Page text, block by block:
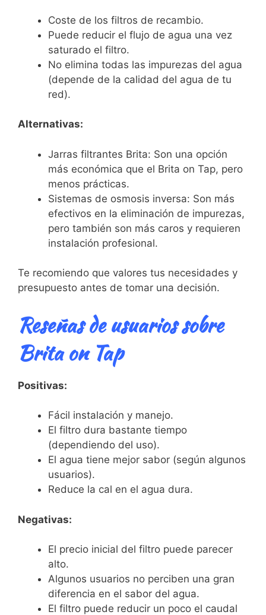
Coste de los filtros de recambio.
Puede reducir el flujo de agua una vez
saturado el filtro.
No elimina todas las impurezas del agua
(depende de la calidad del agua de tu
red).
Alternativas:
Jarras filtrantes Brita: Son una opción
más económica que el Brita on Tap, pero
menos prácticas.
Sistemas de osmosis inversa: Son más
efectivos en la eliminación de impurezas,
pero también son más caros y requieren
instalación profesional.
Te recomiendo que valores tus necesidades y
presupuesto antes de tomar una decisión.
Reseñas de usuarios sobre
Brita on Tap
Positivas:
Fácil instalación y manejo.
El filtro dura bastante tiempo
(dependiendo del uso).
El agua tiene mejor sabor (según algunos
usuarios).
Reduce la cal en el agua dura.
Negativas:
El precio inicial del filtro puede parecer
alto.
Algunos usuarios no perciben una gran
diferencia en el sabor del agua.
El filtro puede reducir un poco el caudal